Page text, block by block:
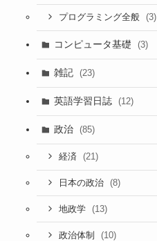
プログラミング全般 (3)
コンピュータ基礎 (3)
雑記 (23)
英語学習日誌 (12)
政治 (85)
経済 (21)
日本の政治 (8)
地政学 (13)
政治体制 (10)